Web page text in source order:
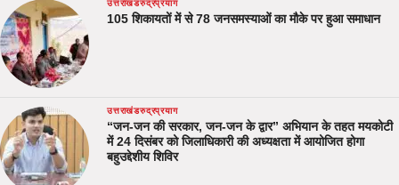
उत्तराखंडरुद्रप्रयाग
105 शिकायतों में से 78 जनसमस्याओं का मौके पर हुआ समाधान
उत्तराखंडरुद्रप्रयाग
“जन-जन की सरकार, जन-जन के द्वार” अभियान के तहत मयकोटी
में 24 दिसंबर को जिलाधिकारी की अध्यक्षता में आयोजित होगा
बहुउद्देशीय शिविर